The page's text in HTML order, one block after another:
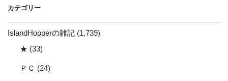
ブ
カテゴリー
IslandHopperの雑記 (1,739)
★ (33)
ＰＣ (24)